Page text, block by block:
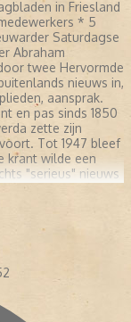
in Friesland
* 5
Saturdagse
Abraham
twee Hervormde
nieuws in,
aansprak.
en pas sinds 1850
zette zijn
Tot 1947 bleef
krant wilde een
"serieus" nieuws
kwam er een
genres in de
Daarna
over het
door de
Na deze oorlog
Per 1
Friese
Regionale